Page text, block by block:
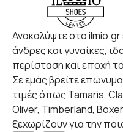
Ανακαλύψτε στο
άνδρες και γυναίκες,
περίσταση και εποχή
Σε εμάς βρείτε
τιμές όπως Tamaris,
Oliver, Timberland,
ξεχωρίζουν για την